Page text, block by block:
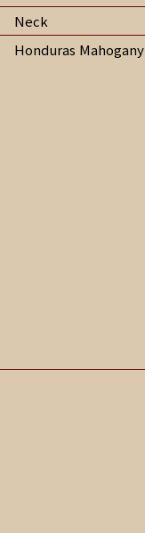
Neck
Honduras Mahogany